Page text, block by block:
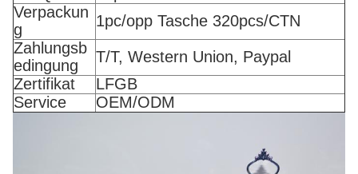
Verpackun
g
1pc/opp Tasche 320pcs/CTN
Zahlungsb
edingung
T/T, Western Union, Paypal
Zertifikat
LFGB
Service
OEM/ODM